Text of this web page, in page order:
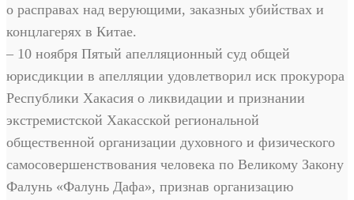
о расправах над верующими, заказных убийствах и
концлагерях в Китае.
– 10 ноября Пятый апелляционный суд общей
юрисдикции в апелляции удовлетворил иск прокурора
Республики Хакасия о ликвидации и признании
экстремистской Хакасской региональной
общественной организации духовного и физического
самосовершенствования человека по Великому Закону
Фалунь «Фалунь Дафа», признав организацию